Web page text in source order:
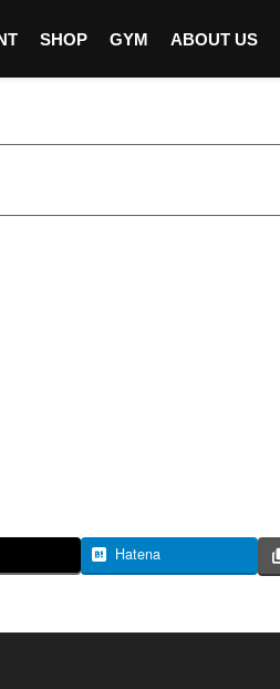
SHOP GYM ABOUT US
Hatena